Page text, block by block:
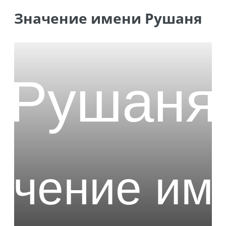
Значение имени Рушаня